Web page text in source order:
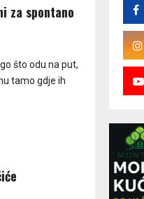
za spontano
što odu na put,
tamo gdje ih